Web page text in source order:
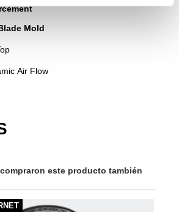
Mold
Air Flow
este producto también